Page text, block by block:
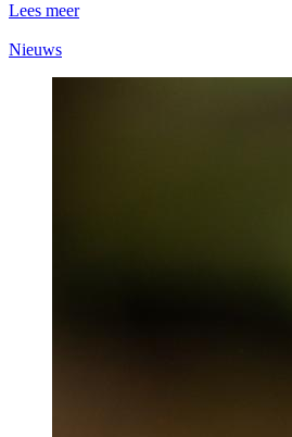
Lees meer
Nieuws